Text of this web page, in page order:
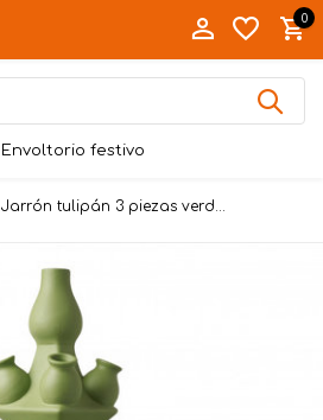
0
Envoltorio festivo
Jarrón tulipán 3 piezas verd...